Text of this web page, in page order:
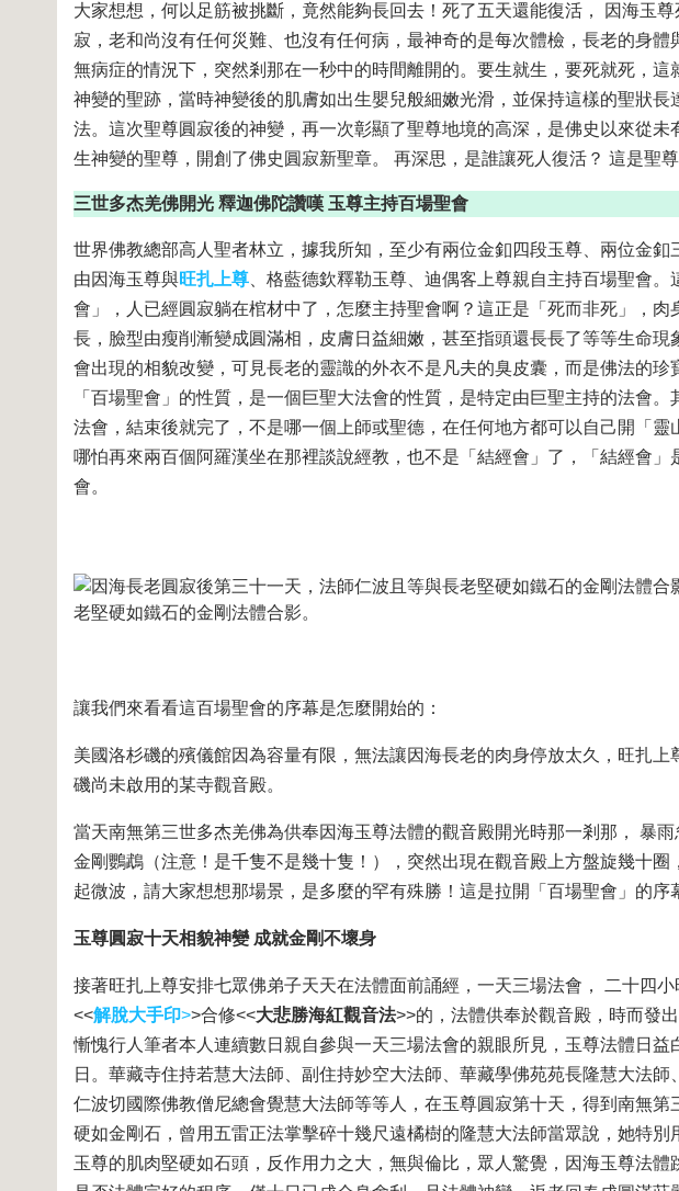
大家想想，何以 足筋被挑斷，竟然能夠長回去！死了五天還能復活 ， 因海玉
寂，老和尚沒有任何災難、也沒有任何病，最神奇的是每次體檢，長老的身
無病症的情況下，突然剎那在一秒中的時間離開的。要生就生，要死就死，
神變的聖跡，當時神變後的肌膚如出生嬰兒般細嫩光滑，並保持這樣的聖狀長
法。這次聖尊圓寂後的神變，再一次彰顯了聖尊地境的高深，是佛史以來從
生神變的聖尊，開創了佛史圓寂新聖章。 再深思，是誰讓死人復活？ 這是聖尊
三世多杰羌佛開光 釋迦佛陀讚嘆 玉尊主持百場聖會
世界佛教總部高人聖者林立，據我所知，至少有兩位金釦四段玉尊、兩位金釦
由因海玉尊與旺扎上尊 、格藍德欽釋勒玉尊、迪偶客上尊親自主持百場聖會
會」，人已經圓寂躺在棺材中了，怎麼主持聖會啊？這正是「死而非死」，
長，臉型由瘦削漸變成圓滿相，皮膚日益細嫩，甚至指頭還長長了等等生命
會出現的相貌改變，可見長老的靈識的外衣不是凡夫的臭皮囊，而是佛法的
「百場聖會」的性質，是一個巨聖大法會的性質，是特定由巨聖主持的法會
法會，結束後就完了，不是哪一個上師或聖德，在任何地方都可以自己開「靈
哪怕再來兩百個阿羅漢坐在那裡談說經教，也不是「結經會」了，「結經會
會。
老堅硬如鐵石的金剛法體合影。
讓我們來看看這百場聖會的序幕是怎麼開始的：
美國洛杉磯的殯儀館因為容量有限，無法讓因海長老的肉身停放太久，旺扎
磯尚未啟用的某寺觀音殿。
當天南無第三世多杰羌佛為供奉因海玉尊法體的觀音殿開光時那一剎那， 暴
金剛鸚鵡（注意！是千隻不是幾十隻！），突然出現在觀音殿上方盤旋幾十
起微波，請大家想想那場景，是多麼的罕有殊勝！這是拉開「百場聖會」的序
玉尊圓寂十天相貌神變 成就金剛不壞身
接著旺扎上尊安排七眾佛弟子天天在法體面前誦經，一天三場法會， 二十四
<<解脫大手印>>合修<<大悲勝海紅觀音法>>的，法體供奉於觀音殿，時而發
慚愧行人筆者本人連續數日親自參與一天三場法會的親眼所見，玉尊法體日
日。華藏寺住持若慧大法師、副住持妙空大法師、華藏學佛苑苑長隆慧大法
仁波切國際佛教僧尼總會覺慧大法師等等人，在玉尊圓寂第十天，得到南無
硬如金剛石，曾用五雷正法掌擊碎十幾尺遠橘樹的隆慧大法師當眾說，她特別
玉尊的肌肉堅硬如石頭，反作用力之大，無與倫比，眾人驚覺，因海玉尊法